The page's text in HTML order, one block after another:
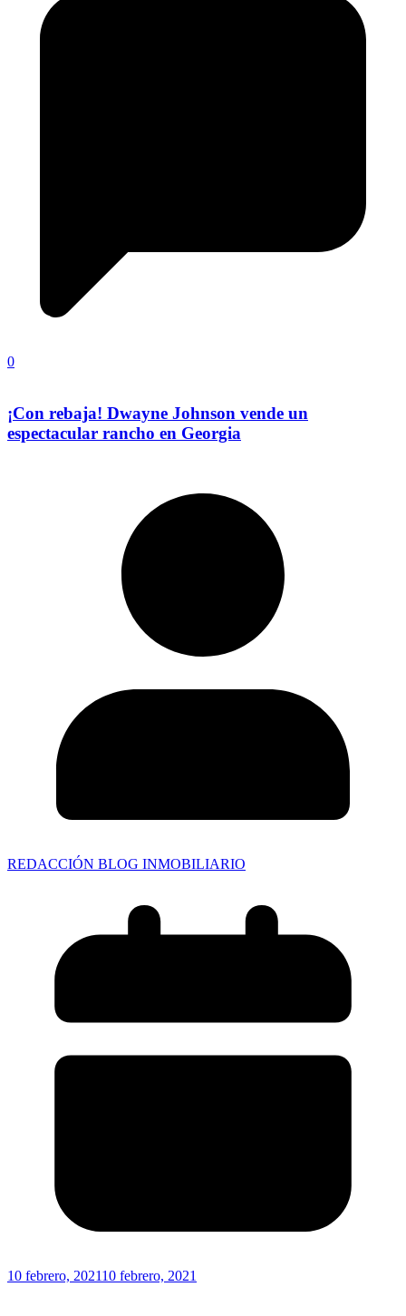
0
¡Con rebaja! Dwayne Johnson vende un
espectacular rancho en Georgia
REDACCIÓN BLOG INMOBILIARIO
10 febrero, 202110 febrero, 2021